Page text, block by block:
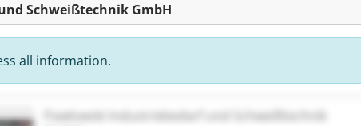
Schweißtechnik GmbH
all information.
Pawlowski Industriebedarf und Schweißtechnik